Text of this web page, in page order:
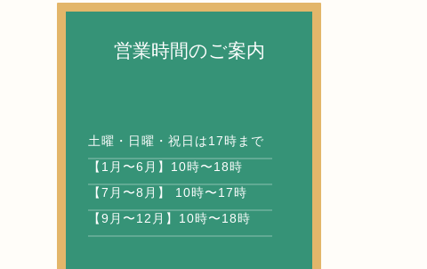
営業時間のご案内
土曜・日曜・祝日は17時まで
【1月〜6月】10時〜18時
【7月〜8月】 10時〜17時
【9月〜12月】10時〜18時